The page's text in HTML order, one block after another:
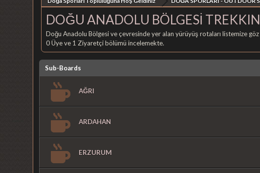
DOĞU ANADOLU BÖLGESİ
Doğu Anadolu Bölgesi ve çevresinde yer alan yürüyüş rotaları listemize
0 Üye ve 1 Ziyaretçi bölümü incelemekte.
Sub-Boards
AĞRI
ARDAHAN
ERZURUM